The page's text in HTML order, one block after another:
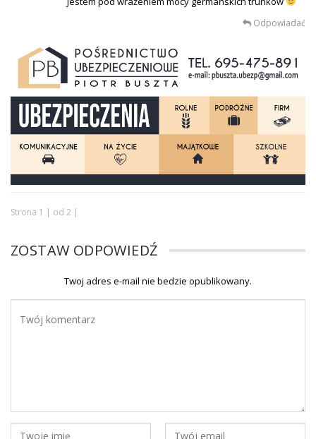
Odpowiadać
Strona 1 | od 2 |
ZOSTAW ODPOWIEDŹ
Twoj adres e-mail nie bedzie opublikowany.